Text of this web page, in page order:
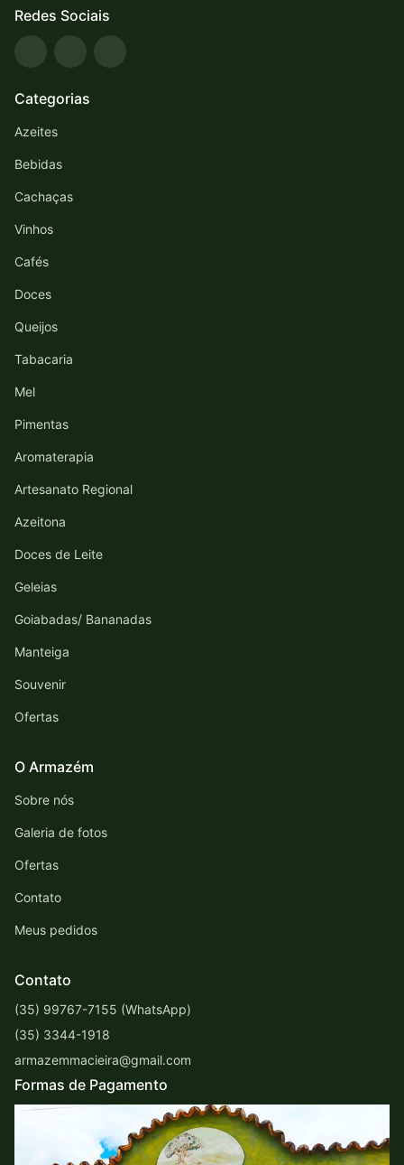
Redes Sociais
Categorias
Azeites
Bebidas
Cachaças
Vinhos
Cafés
Doces
Queijos
Tabacaria
Mel
Pimentas
Aromaterapia
Artesanato Regional
Azeitona
Doces de Leite
Geleias
Goiabadas/ Bananadas
Manteiga
Souvenir
Ofertas
O Armazém
Sobre nós
Galeria de fotos
Ofertas
Contato
Meus pedidos
Contato
(35) 99767-7155 (WhatsApp)
(35) 3344-1918
armazemmacieira@gmail.com
Formas de Pagamento